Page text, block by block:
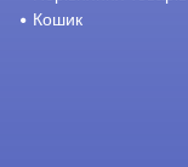
Кошик